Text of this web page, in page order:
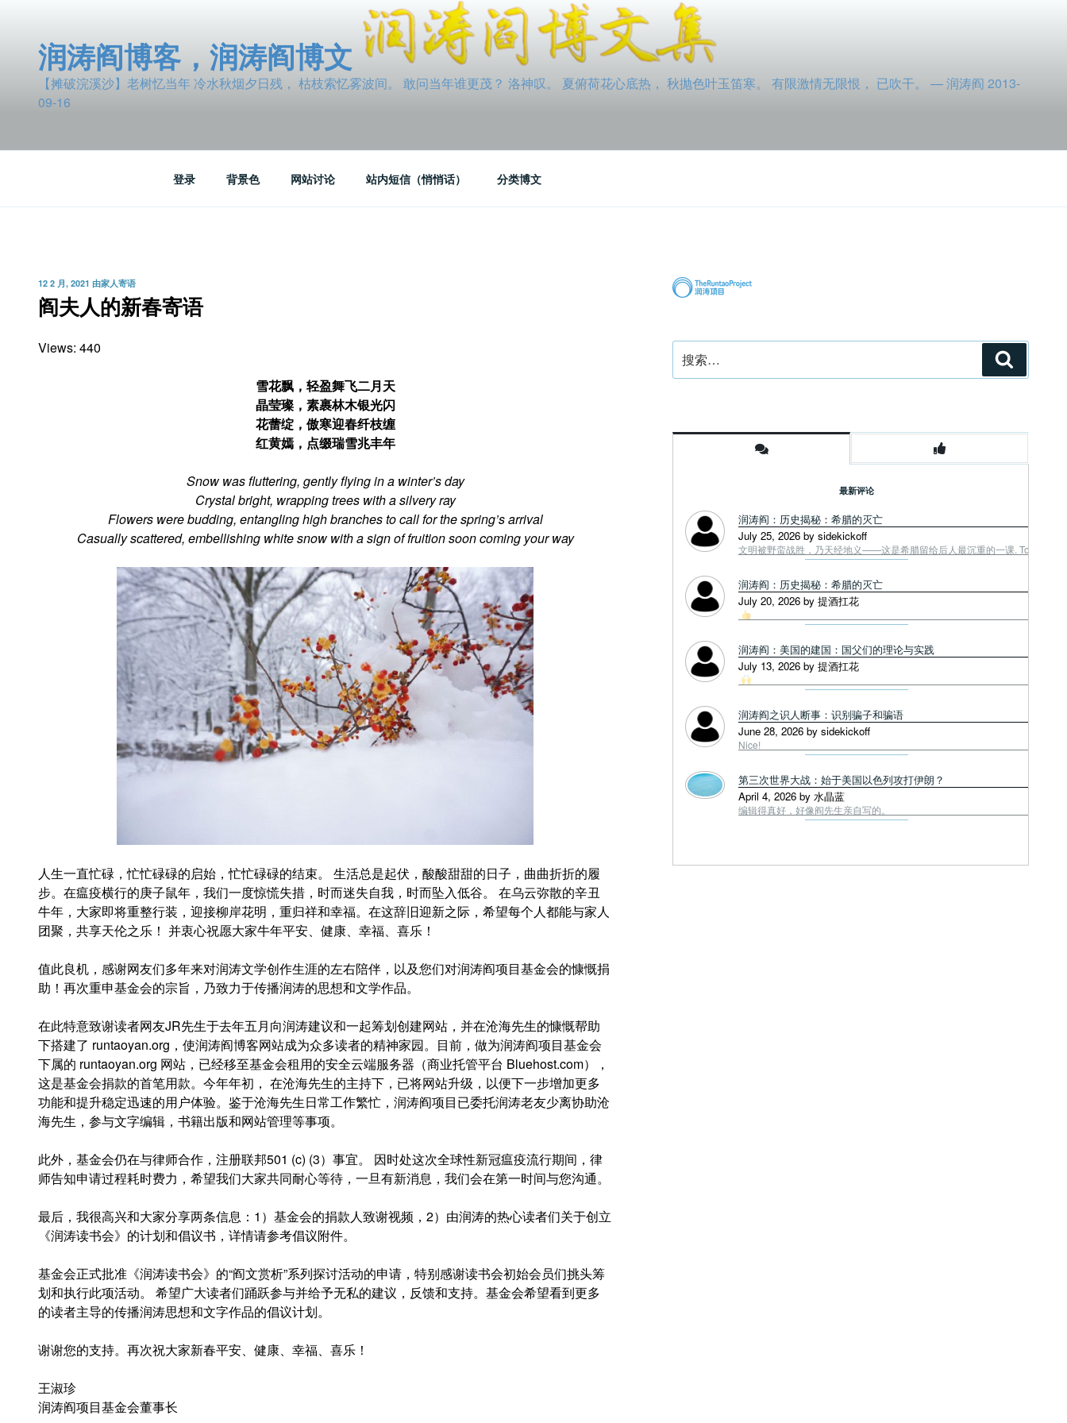
润涛阎博客，润涛阎博文
【摊破浣溪沙】老树忆当年 冷水秋烟夕日残， 枯枝索忆雾波间。 敢问当年谁更茂？ 洛神叹。 夏俯荷花心底热， 秋抛色叶玉笛寒。 有限激情无限恨， 已吹干。 — 润涛阎 2013-
09-16
登录 背景色 网站讨论 站内短信（悄悄话） 分类博文
发
布
于
12 2 月, 2021 由家人寄语
阎夫人的新春寄语
Views: 440
雪花飘，轻盈舞飞二月天
晶莹璨，素裹林木银光闪
花蕾绽，傲寒迎春纤枝缠
红黄嫣，点缀瑞雪兆丰年
Snow was fluttering, gently flying in a winter’s day
Crystal bright, wrapping trees with a silvery ray
Flowers were budding, entangling high branches to call for the spring’s arrival
Casually scattered, embellishing white snow with a sign of fruition soon coming your way
人生一直忙碌，忙忙碌碌的启始，忙忙碌碌的结束。 生活总是起伏，酸酸甜甜的日子，曲曲折折的履
步。在瘟疫横行的庚子鼠年，我们一度惊慌失措，时而迷失自我，时而坠入低谷。 在乌云弥散的辛丑
牛年，大家即将重整行装，迎接柳岸花明，重归祥和幸福。在这辞旧迎新之际，希望每个人都能与家人
团聚，共享天伦之乐！ 并衷心祝愿大家牛年平安、健康、幸福、喜乐！
值此良机，感谢网友们多年来对润涛文学创作生涯的左右陪伴，以及您们对润涛阎项目基金会的慷慨捐
助！再次重申基金会的宗旨，乃致力于传播润涛的思想和文学作品。
在此特意致谢读者网友JR先生于去年五月向润涛建议和一起筹划创建网站，并在沧海先生的慷慨帮助
下搭建了 runtaoyan.org，使润涛阎博客网站成为众多读者的精神家园。目前，做为润涛阎项目基金会
下属的 runtaoyan.org 网站，已经移至基金会租用的安全云端服务器（商业托管平台 Bluehost.com），
这是基金会捐款的首笔用款。今年年初， 在沧海先生的主持下，已将网站升级，以便下一步增加更多
功能和提升稳定迅速的用户体验。鉴于沧海先生日常工作繁忙，润涛阎项目已委托润涛老友少离协助沧
海先生，参与文字编辑，书籍出版和网站管理等事项。
此外，基金会仍在与律师合作，注册联邦501 (c) (3）事宜。 因时处这次全球性新冠瘟疫流行期间，律
师告知申请过程耗时费力，希望我们大家共同耐心等待，一旦有新消息，我们会在第一时间与您沟通。
最后，我很高兴和大家分享两条信息：1）基金会的捐款人致谢视频，2）由润涛的热心读者们关于创立
《润涛读书会》的计划和倡议书，详情请参考倡议附件。
基金会正式批准《润涛读书会》的“阎文赏析”系列探讨活动的申请，特别感谢读书会初始会员们挑头筹
划和执行此项活动。 希望广大读者们踊跃参与并给予无私的建议，反馈和支持。基金会希望看到更多
的读者主导的传播润涛思想和文字作品的倡议计划。
谢谢您的支持。再次祝大家新春平安、健康、幸福、喜乐！
王淑珍
润涛阎项目基金会董事长
索：
索
最新评论
润涛阎：历史揭秘：希腊的灭亡
July 25, 2026 by sidekickoff
文明被野蛮战胜，乃天经地义——这是希腊留给后人最沉重的一课. Tough
润涛阎：历史揭秘：希腊的灭亡
July 20, 2026 by 提酒扛花
润涛阎：美国的建国：国父们的理论与实践
July 13, 2026 by 提酒扛花
润涛阎之识人断事：识别骗子和骗语
June 28, 2026 by sidekickoff
Nice!
第三次世界大战：始于美国以色列攻打伊朗？
April 4, 2026 by 水晶蓝
编辑得真好，好像阎先生亲自写的。